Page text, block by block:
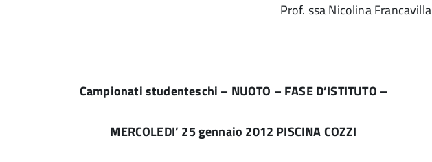
Prof. ssa Nicolina Francavilla
Campionati studenteschi – NUOTO – FASE D’ISTITUTO –
MERCOLEDI’ 25 gennaio 2012 PISCINA COZZI